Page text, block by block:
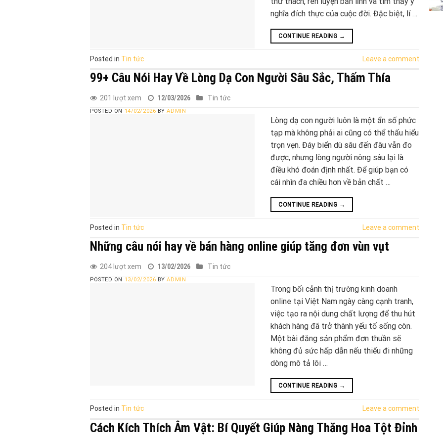
nghĩa đích thực của cuộc đời. Đặc biệt, lí …
CONTINUE READING →
Posted in Tin tức Leave a comment
99+ Câu Nói Hay Về Lòng Dạ Con Người Sâu Sắc, Thấm Thía
201 lượt xem 12/03/2026 Tin tức
POSTED ON 14/02/2026 BYADMIN
Lòng dạ con người luôn là một ẩn số phức
tạp mà không phải ai cũng có thể thấu hiểu
trọn vẹn. Đáy biển dù sâu đến đâu vẫn đo
được, nhưng lòng người nông sâu lại là
điều khó đoán định nhất. Để giúp bạn có
cái nhìn đa chiều hơn về bản chất …
CONTINUE READING →
Posted in Tin tức Leave a comment
Những câu nói hay về bán hàng online giúp tăng đơn vùn vụt
204 lượt xem 13/02/2026 Tin tức
POSTED ON 13/02/2026 BYADMIN
Trong bối cảnh thị trường kinh doanh
online tại Việt Nam ngày càng cạnh tranh,
việc tạo ra nội dung chất lượng để thu hút
khách hàng đã trở thành yếu tố sống còn.
Một bài đăng sản phẩm đơn thuần sẽ
không đủ sức hấp dẫn nếu thiếu đi những
dòng mô tả lôi …
CONTINUE READING →
Posted in Tin tức Leave a comment
Cách Kích Thích Âm Vật: Bí Quyết Giúp Nàng Thăng Hoa Tột Đỉnh